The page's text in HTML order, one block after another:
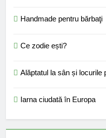
Handmade pentru bărbaţi
Ce zodie ești?
Alăptatul la sân și locurile
Iarna ciudată în Europa